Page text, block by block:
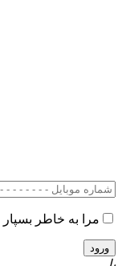
مرا به خاطر بسپار